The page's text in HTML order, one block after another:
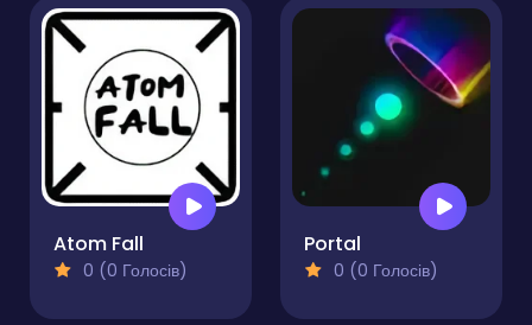
Atom Fall
0 (0 Голосів)
Portal
0 (0 Голосів)